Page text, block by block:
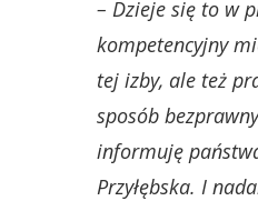
– Dzieje się to w
kompetencyjny
tej izby, ale też
sposób
informuję
Przyłębska. I